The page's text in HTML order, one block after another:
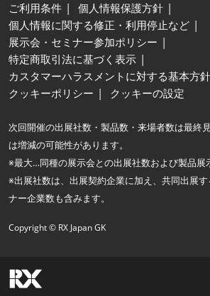
ご利用条件
個人情報保護方針
個人情報に関する修正・利用停止など
展示会・セミナー参加ポリシー
特定商取引法に基づく表示
カスタマーハラスメントに対する基本方針
クッキーポリシー
クッキーの設定
次回開催の出展社数・製品数・来場者数は最終
は増減の可能性があります。
※最大…同種の展示会との出展社数および製品展
※出展社数は、出展契約企業に加え、共同出展
ナー企業数も含みます。
Copyright © RX Japan GK